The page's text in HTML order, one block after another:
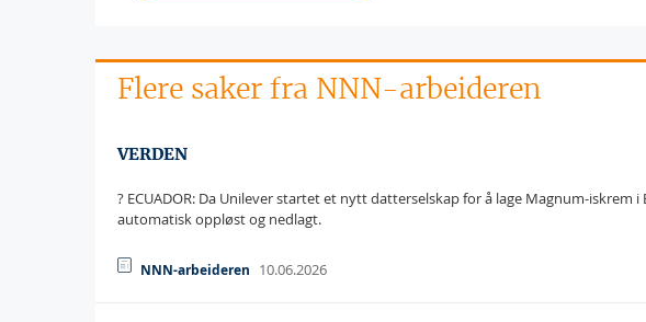
Flere saker fra NNN-arbeideren
VERDEN
? ECUADOR: Da Unilever startet et nytt datterselskap for å lage Magnum-iskrem
automatisk oppløst og nedlagt.
NNN-arbeideren 10.06.2026